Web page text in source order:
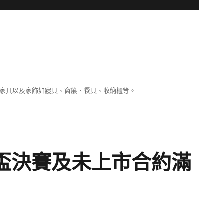
具以及家飾如寢具、窗簾、餐具、收納櫃等。
決賽及未上市合約滿